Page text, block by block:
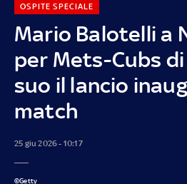
Mario Balotelli a
per Mets-Cubs
suo il lancio
match
OSPITE SPECIALE
25 giu 2026 - 10:17
©Getty